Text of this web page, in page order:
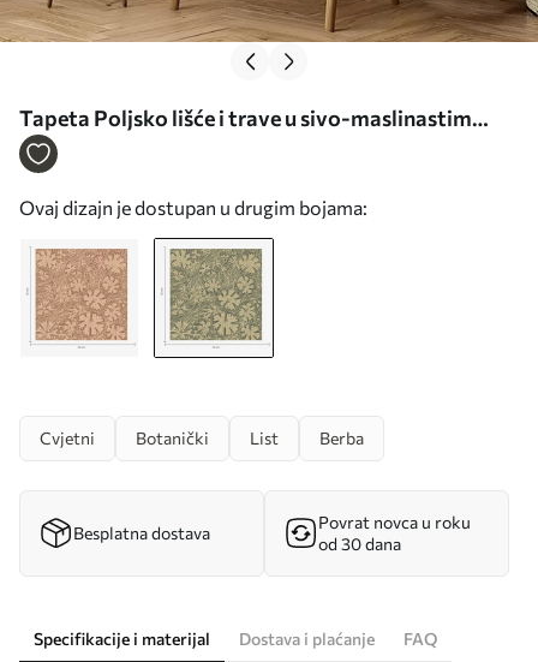
Tapeta Poljsko lišće i trave u sivo-maslinastim
nijansama br. a00847v1
Ovaj dizajn je dostupan u drugim bojama:
Cvjetni Botanički List Berba
Besplatna dostava
Povrat novca u roku
od 30 dana
Specifikacije i materijal Dostava i plaćanje FAQ